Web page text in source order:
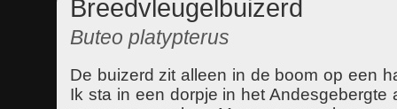
Breedvleugelbuizerd
Buteo platypterus
De buizerd zit alleen in de boom op een
Ik sta in een dorpje in het Andesgebergte